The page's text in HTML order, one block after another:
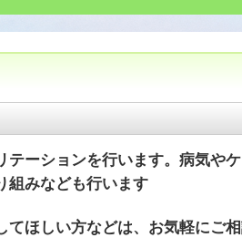
ーションを行います。病気や
組みなども行います
ほしい方などは、お気軽にご相